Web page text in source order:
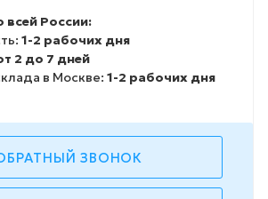
всей России:
1-2 рабочих дня
2 до 7 дней
в Москве: 1-2 рабочих дня
ЗВОНОК